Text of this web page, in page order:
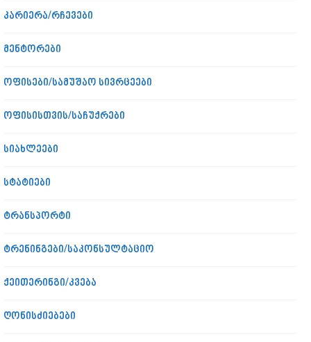
კარიერა/რჩევები
მენტორები
ოფისები/სამუშაო სივრცეები
ოფისისთვის/საჩუქრები
სიახლეები
სტატიები
ტრანსპორტი
ტრენინგები/საკონსულტაციო
ქეითერინგი/კვება
ღონისძიებები